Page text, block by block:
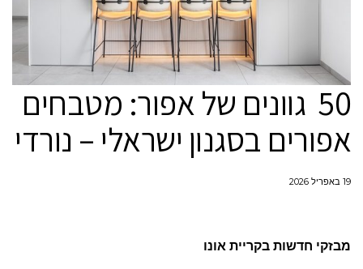
50 גוונים של אפור: מטבחים
אפורים בסגנון ישראלי – נורדי
19 באפריל 2026
מבזקי חדשות בקריית אונו